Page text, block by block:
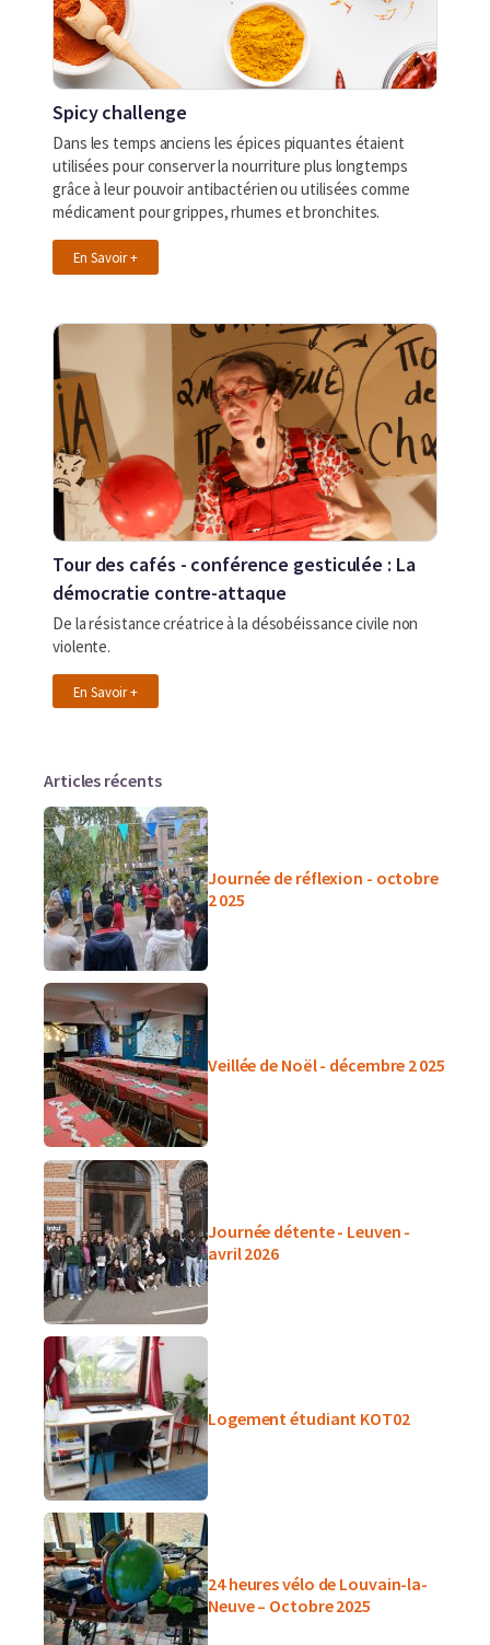
Spicy challenge
Dans les temps anciens les épices piquantes étaient
utilisées pour conserver la nourriture plus longtemps
grâce à leur pouvoir antibactérien ou utilisées comme
médicament pour grippes, rhumes et bronchites.
En Savoir +
Tour des cafés - conférence gesticulée : La
démocratie contre-attaque
De la résistance créatrice à la désobéissance civile non
violente.
En Savoir +
Articles récents
Journée de réflexion - octobre
2 025
Veillée de Noël - décembre 2 025
Journée détente - Leuven -
avril 2026
Logement étudiant KOT02
24 heures vélo de Louvain-la-
Neuve – Octobre 2025